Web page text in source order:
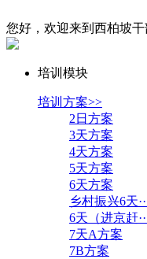
您好，欢迎来到西柏坡
培训模块
培训方案>>
2日方案
3天方案
4天方案
5天方案
6天方案
乡村振兴6天
6天（进京赶
7天A方案
7B方案